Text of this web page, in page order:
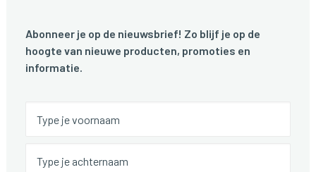
Abonneer je op de nieuwsbrief! Zo blijf je op de
hoogte van nieuwe producten, promoties en
informatie.